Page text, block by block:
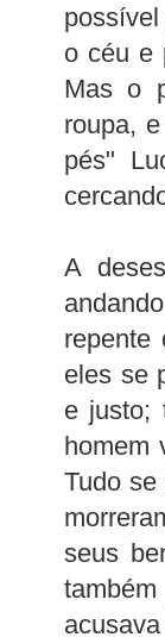
o céu e
Mas o
roupa,
pés"
A
repente
eles se
e justo;
homem
Tudo
seus